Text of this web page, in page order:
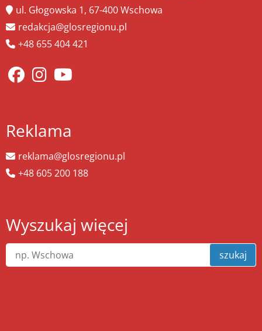
ul. Głogowska 1, 67-400 Wschowa
redakcja@glosregionu.pl
+48 655 404 421
Reklama
reklama@glosregionu.pl
+48 605 200 188
Wyszukaj więcej
szukaj